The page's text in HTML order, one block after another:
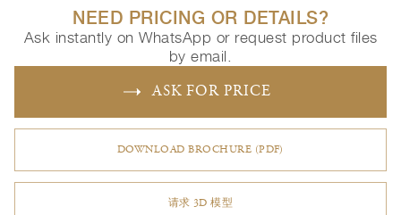
NEED PRICING OR DETAILS?
Ask instantly on WhatsApp or request product files
by email.
ASK FOR PRICE
DOWNLOAD BROCHURE (PDF)
请求 3D 模型